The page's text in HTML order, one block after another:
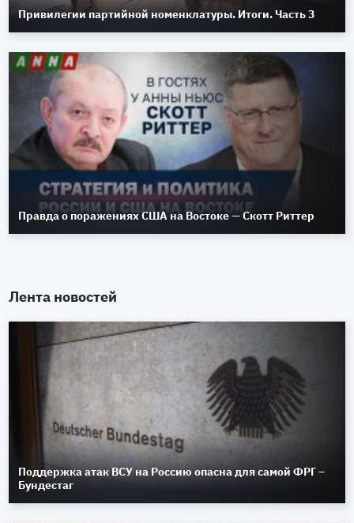
Привилегии партийной номенклатуры. Итоги. Часть 3
Правда о поражениях США на Востоке — Скотт Риттер
Лента новостей
Поддержка атак ВСУ на Россию опасна для самой ФРГ –
Бундестаг